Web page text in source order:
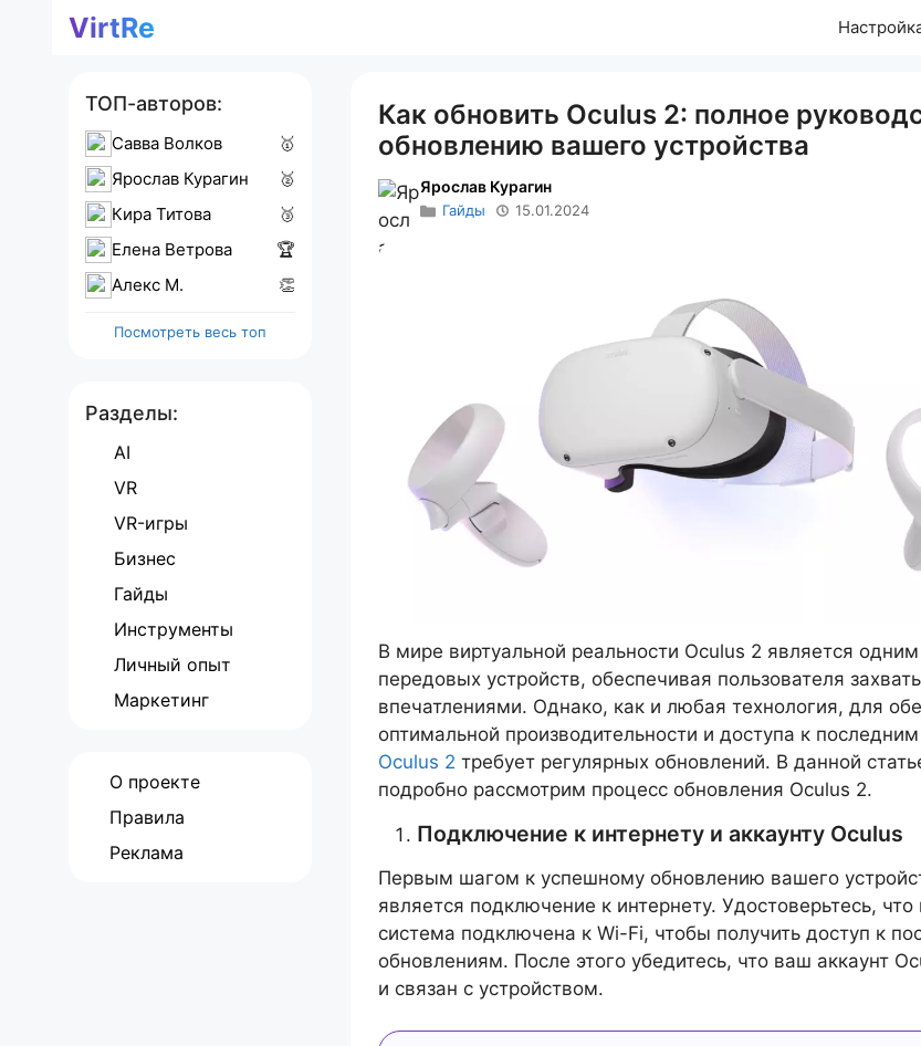
ПерейтиVirtRe
Как обновить Oculus 2: полное
обновлению вашего устройства
Ярослав Курагин
Гайды 15.01.2024
В мире виртуальной реальности Oculus 2 является
передовых устройств, обеспечивая пользователя
впечатлениями. Однако, как и любая технология, для
оптимальной производительности и доступа к
Oculus 2 требует регулярных обновлений. В данной
подробно рассмотрим процесс обновления Oculus 2.
Подключение к интернету и аккаунту Oculus
Первым шагом к успешному обновлению вашего
является подключение к интернету. Удостоверьтесь,
система подключена к Wi-Fi, чтобы получить доступ к
обновлениям. После этого убедитесь, что ваш аккаунт
и связан с устройством.
ТОП-авторов:
Савва Волков
🥇
Ярослав Курагин
🥈
Кира Титова
🥉
Елена Ветрова
🏆
Алекс M.
👏
Посмотреть весь топ
Разделы:
AI
VR
VR-игры
Бизнес
Гайды
Инструменты
Личный опыт
Маркетинг
О проекте
Правила
Реклама